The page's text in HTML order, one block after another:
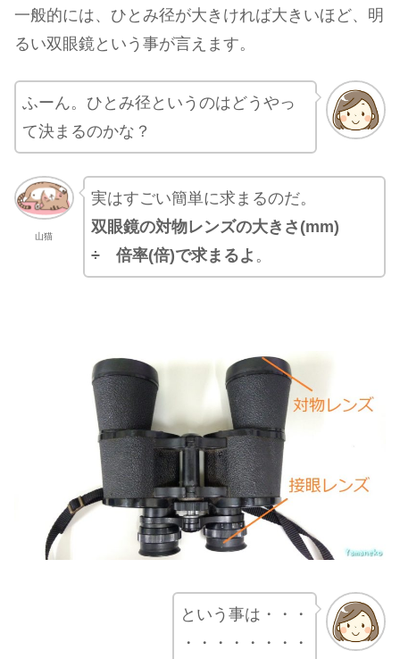
一般的には、ひとみ径が大きければ大きいほど、明
るい双眼鏡という事が言えます。
ふーん。ひとみ径というのはどうやっ
て決まるのかな？
山猫
実はすごい簡単に求まるのだ。
双眼鏡の対物レンズの大きさ(mm)
÷ 倍率(倍)で求まるよ 。
という事は・・・
・・・・・・・・